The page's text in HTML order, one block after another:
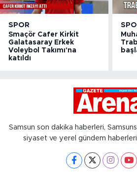
SPOR
Smaçör Cafer Kirkit
Galatasaray Erkek
Voleybol Takımı'na
katıldı
Samsun son dakika haberleri,
siyaset ve yerel gündem